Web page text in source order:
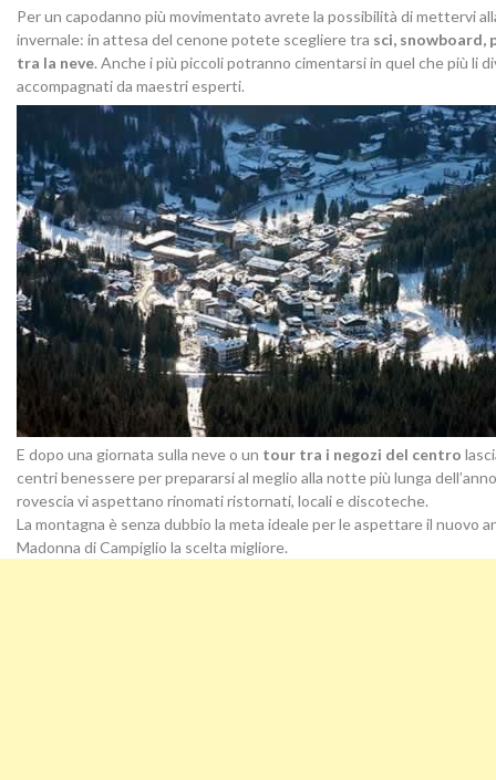
Per un capodanno più movimentato avrete la possibilità di mettervi
invernale: in attesa del cenone potete scegliere tra sci, snowboard,
tra la neve. Anche i più piccoli potranno cimentarsi in quel che più li
accompagnati da maestri esperti.
E dopo una giornata sulla neve o un tour tra i negozi del centro
centri benessere per prepararsi al meglio alla notte più lunga
rovescia vi aspettano rinomati ristornati, locali e discoteche.
La montagna è senza dubbio la meta ideale per le aspettare il nuovo
Madonna di Campiglio la scelta migliore.